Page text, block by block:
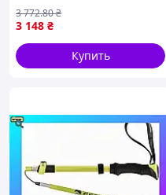
DLX (S25 30) Nes22/Q
3 148 ₴
3 772.80₴
Купить